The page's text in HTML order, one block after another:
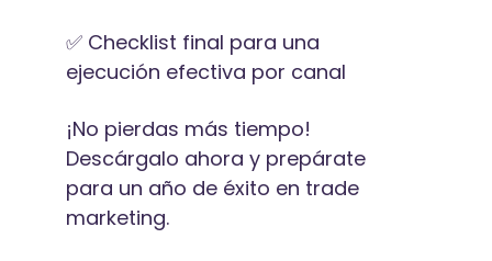
✅ Checklist final para una
ejecución efectiva por canal
¡No pierdas más tiempo!
Descárgalo ahora y prepárate
para un año de éxito en trade
marketing.